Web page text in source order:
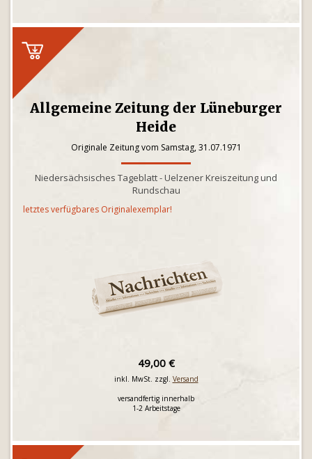
Allgemeine Zeitung der Lüneburger
Heide
Originale Zeitung vom Samstag, 31.07.1971
Niedersächsisches Tageblatt - Uelzener Kreiszeitung und
Rundschau
letztes verfügbares Originalexemplar!
49,00 €
inkl. MwSt. zzgl. Versand
versandfertig innerhalb
1-2 Arbeitstage